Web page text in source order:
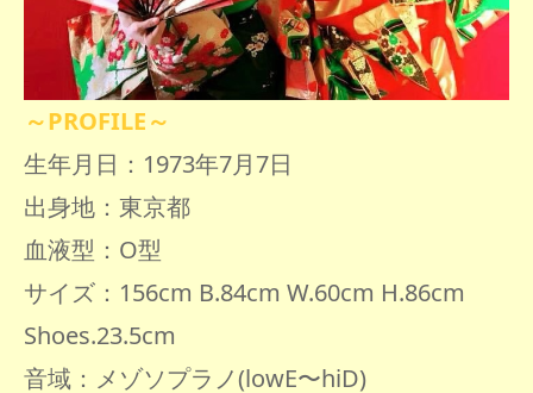
～PROFILE～
生年月日：1973年7月7日
出身地：東京都
血液型：O型
サイズ：156cm B.84cm W.60cm H.86cm
Shoes.23.5cm
音域：メゾソプラノ(lowE〜hiD)